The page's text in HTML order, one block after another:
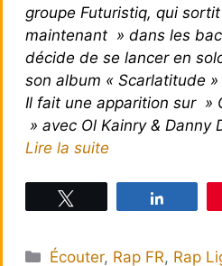
groupe Futuristiq, qui
maintenant » dans les
décide de se lancer en
son album « Scarlatitude
Il fait une apparition sur »
» avec Ol Kainry & Danny
Lire la suite
Catégories
Écouter, Rap FR, Rap